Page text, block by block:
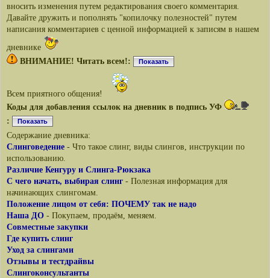
вносить изменения путем редактирования своего комментария.
Давайте дружить и пополнять "копилочку полезностей" путем
написания комментариев с ценной информацией к записям в нашем
дневнике
ВНИМАНИЕ! Читать всем!:
Показать
Всем приятного общения!
Коды для добавления ссылок на дневник в подпись УФ
:
Показать
Содержание дневника:
Слинговедение - Что такое слинг, виды слингов, инструкции по
использованию.
Различие Кенгуру и Слинга-Рюкзака
С чего начать, выбирая слинг - Полезная информация для
начинающих слингомам.
Положение лицом от себя: ПОЧЕМУ так не надо
Наша ДО - Покупаем, продаём, меняем.
Совместные закупки
Где купить слинг
Уход за слингами
Отзывы и тестдрайвы
Слингоконсультанты